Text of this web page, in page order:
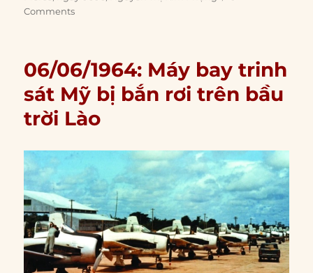
Comments
06/06/1964: Máy bay trinh
sát Mỹ bị bắn rơi trên bầu
trời Lào